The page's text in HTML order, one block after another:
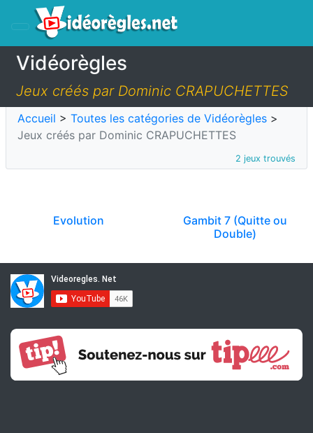
Vidéorègles
Jeux créés par Dominic CRAPUCHETTES
Accueil > Toutes les catégories de Vidéorègles >
Jeux créés par Dominic CRAPUCHETTES
2 jeux trouvés
Evolution
Gambit 7 (Quitte ou
Double)